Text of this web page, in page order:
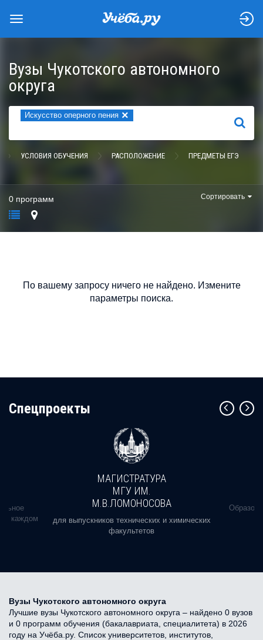
Вузы Чукотского автономного
округа
Искусство оперного пения ×
НАЙТИ
УСЛОВИЯ ОБУЧЕНИЯ РАСПОЛОЖЕНИЕ ПРЕДМЕТЫ ЕГЭ
0 программ Сортировать
По вашему запросу ничего не найдено. Измените
параметры поиска.
Cпецпроекты
в каждом
МАГИСТРАТУРА
МГУ ИМ.
М.В.ЛОМОНОСОВА
для выпускников технических и химических
факультетов
Вузы Чукотского автономного округа
Лучшие вузы Чукотского автономного округа – найдено 0 вузов
и 0 программ обучения (бакалавриата, специалитета) в 2026
году на Учёба.ру. Список университетов, институтов,